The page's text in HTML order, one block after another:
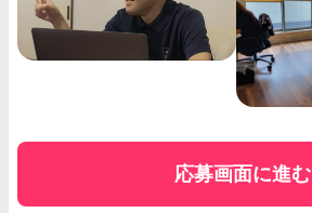
応募画面に進む